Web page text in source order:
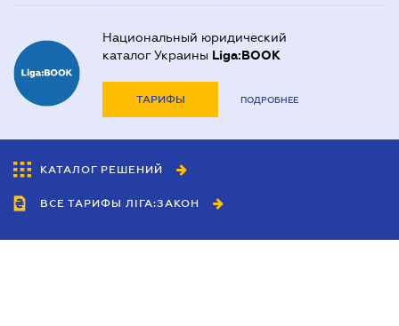
Национальный юридический
каталог Украины Liga:BOOK
ТАРИФЫ ПОДРОБНЕЕ
КАТАЛОГ РЕШЕНИЙ
ВСЕ ТАРИФЫ ЛІГА:ЗАКОН